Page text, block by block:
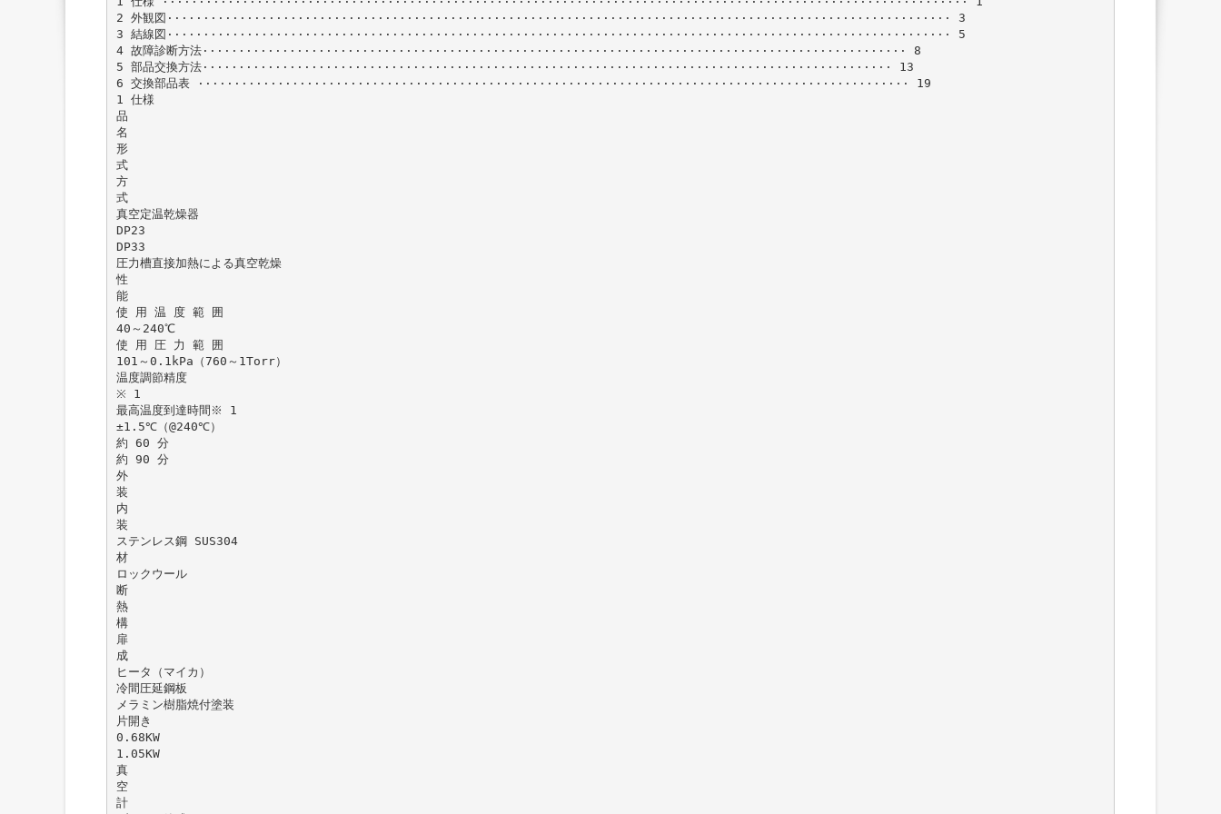
2 外観図············································································································ 3
3 結線図············································································································ 5
4 故障診断方法································································································· 8
5 部品交換方法······························································································· 13
6 交換部品表 ·································································································· 19
1 仕様
品
名
形
式
方
式
真空定温乾燥器
DP23
DP33
圧力槽直接加熱による真空乾燥
性
能
使 用 温 度 範 囲
40～240℃
使 用 圧 力 範 囲
101～0.1kPa（760～1Torr）
温度調節精度
※ 1
最高温度到達時間※ 1
±1.5℃（@240℃）
約 60 分
約 90 分
外
装
内
装
ステンレス鋼 SUS304
材
ロックウール
断
熱
構
扉
成
ヒータ（マイカ）
冷間圧延鋼板
メラミン樹脂焼付塗装
片開き
0.68KW
1.05KW
真
空
計